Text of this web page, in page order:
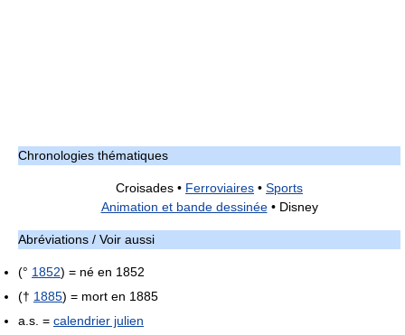
Chronologies thématiques
Croisades • Ferroviaires • Sports
Animation et bande dessinée• Disney
Abréviations / Voir aussi
(° 1852) = né en 1852
(† 1885) = mort en 1885
a.s. = calendrier julien